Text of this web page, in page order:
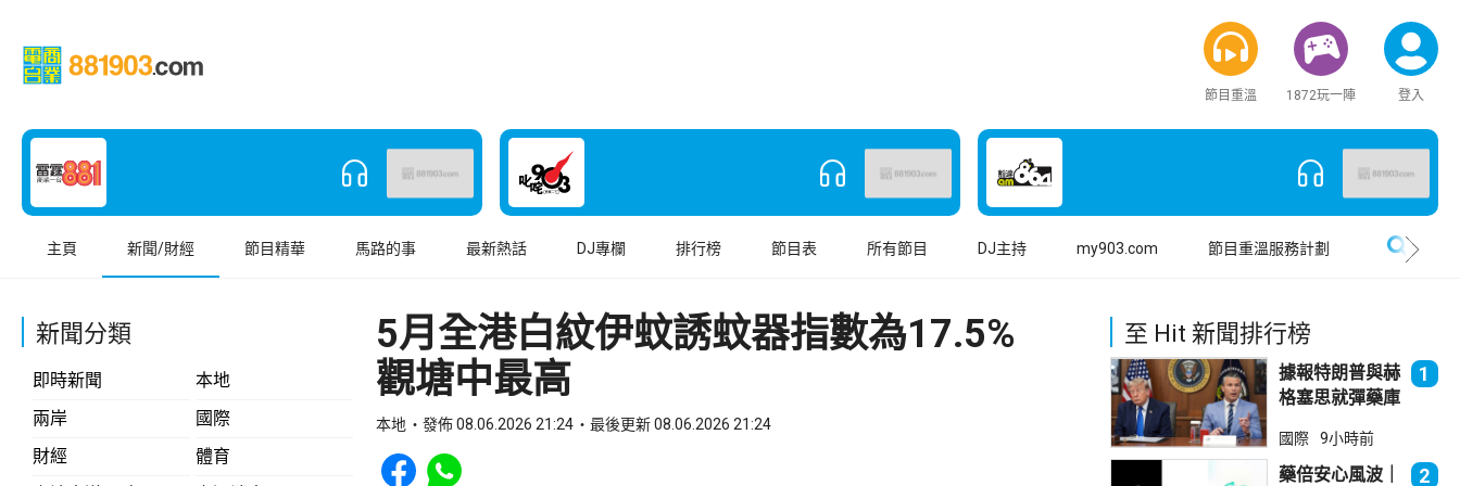
節目重溫 1872玩一陣 登入
主頁 新聞/財經 節目精華 馬路的事 最新熱話 DJ專欄 排行榜 節目表 所有節目 DJ主持 my903.com 節目重溫服務計劃
新聞分類
即時新聞
本地
兩岸
國際
財經
體育
5月全港白紋伊蚊誘蚊器指數為17.5%
觀塘中最高
本地 發佈 08.06.2026 21:24 最後更新 08.06.2026 21:24
Share to Facebook
Share to WhatsApp
至 Hit 新聞排行榜
據報特朗普與赫
格塞思就彈藥庫
1
國際 9小時前
藥倍安心風波｜ 2